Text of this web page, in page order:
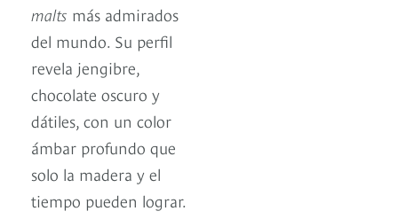
malts más admirados
del mundo. Su perfil
revela jengibre,
chocolate oscuro y
dátiles, con un color
ámbar profundo que
solo la madera y el
tiempo pueden lograr.